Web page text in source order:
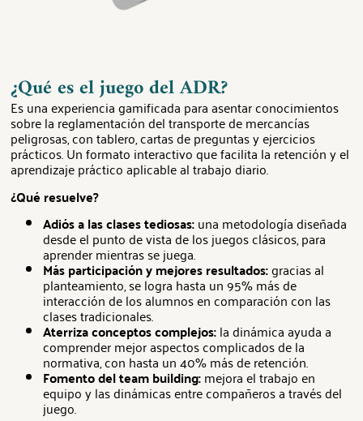
¿Qué es el juego del ADR?
Es una experiencia gamificada para asentar conocimientos
sobre la reglamentación del transporte de mercancías
peligrosas, con tablero, cartas de preguntas y ejercicios
prácticos. Un formato interactivo que facilita la retención y el
aprendizaje práctico aplicable al trabajo diario.
¿Qué resuelve?
Adiós a las clases tediosas:una metodología diseñada
desde el punto de vista de los juegos clásicos, para
aprender mientras se juega.
Más participación y mejores resultados:gracias al
planteamiento, se logra hasta un 95% más de
interacción de los alumnos en comparación con las
clases tradicionales.
Aterriza conceptos complejos:la dinámica ayuda a
comprender mejor aspectos complicados de la
normativa, con hasta un 40% más de retención.
Fomento del team building:mejora el trabajo en
equipo y las dinámicas entre compañeros a través del
juego.